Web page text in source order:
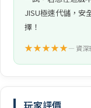
JISU極速代儲，安
擇！
★★★★★— 資深
玩家評價